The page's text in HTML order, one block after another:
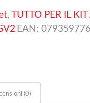
, TUTTO PER IL
EAN:
(0)